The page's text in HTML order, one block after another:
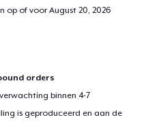
op of voorAugust 20, 2026
orders
binnen 4-7
is geproduceerd en aan de